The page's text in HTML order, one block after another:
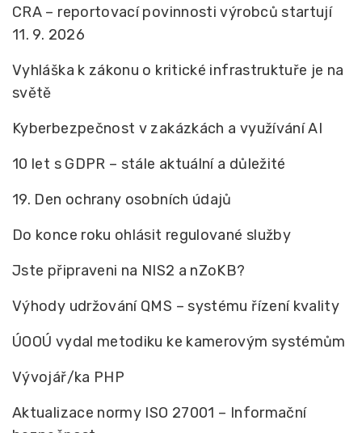
CRA – reportovací povinnosti výrobců startují
11. 9. 2026
Vyhláška k zákonu o kritické infrastruktuře je na
světě
Kyberbezpečnost v zakázkách a využívání AI
10 let s GDPR – stále aktuální a důležité
19. Den ochrany osobních údajů
Do konce roku ohlásit regulované služby
Jste připraveni na NIS2 a nZoKB?
Výhody udržování QMS – systému řízení kvality
ÚOOÚ vydal metodiku ke kamerovým systémům
Vývojář/ka PHP
Aktualizace normy ISO 27001 – Informační